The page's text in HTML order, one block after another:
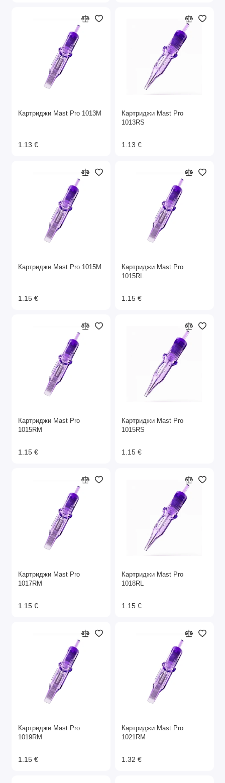
Картриджи Mast Pro 1013M
1.13 €
Картриджи Mast Pro
1013RS
1.13 €
Картриджи Mast Pro 1015M
1.15 €
Картриджи Mast Pro
1015RL
1.15 €
Картриджи Mast Pro
1015RM
1.15 €
Картриджи Mast Pro
1015RS
1.15 €
Картриджи Mast Pro
1017RM
1.15 €
Картриджи Mast Pro
1018RL
1.15 €
Картриджи Mast Pro
1019RM
1.15 €
Картриджи Mast Pro
1021RM
1.32 €